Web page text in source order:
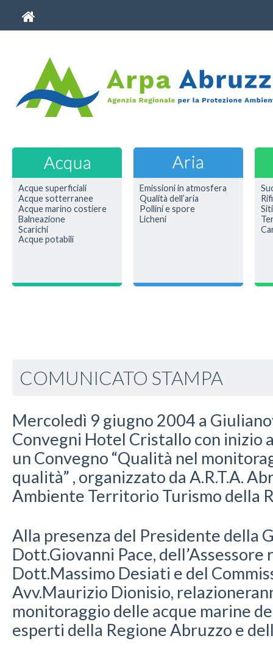
Acque superficiali
Acque sotterranee
Acque marino costiere
Balneazione
Scarichi
Acque potabili
Emissioni in atmosfera
Qualità dell’aria
Pollini e spore
Licheni
COMUNICATO STAMPA
Mercoledì 9 giugno 2004 a
Convegni Hotel Cristallo con inizio
un Convegno “Qualità nel
qualità” , organizzato da A.R.T.A.
Ambiente Territorio Turismo della
Alla presenza del Presidente della
Dott.Giovanni Pace, dell’Assessore
Dott.Massimo Desiati e del
Avv.Maurizio Dionisio,
monitoraggio delle acque marine
esperti della Regione Abruzzo e